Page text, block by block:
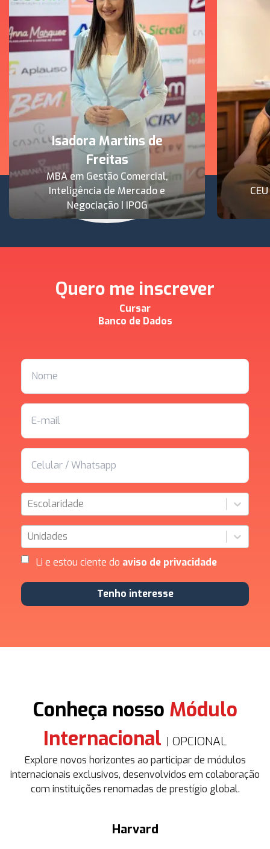
Isadora Martins de
Freitas
MBA em Gestão Comercial,
Inteligência de Mercado e
Negociação | IPOG
Quero me inscrever
Cursar
Banco de Dados
Escolaridade
Unidades
Li e estou ciente do aviso de privacidade
Tenho interesse
Conheça nosso Módulo
Internacional | OPCIONAL
Explore novos horizontes ao participar de módulos
internacionais exclusivos, desenvolvidos em colaboração
com instituições renomadas de prestígio global.
Harvard